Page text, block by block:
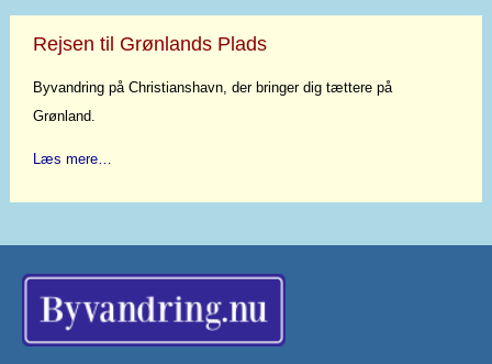
Rejsen til Grønlands Plads
Byvandring på Christianshavn, der bringer dig tættere på
Grønland.
Læs mere…